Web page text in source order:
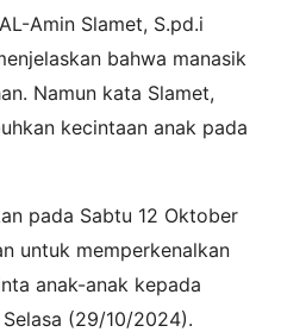
Amin Slamet, S.pd.i
bahwa manasik
Namun kata Slamet,
kecintaan anak pada
pada Sabtu 12 Oktober
untuk memperkenalkan
anak-anak kepada
(29/10/2024).